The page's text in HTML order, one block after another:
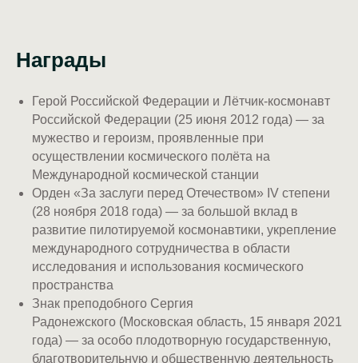
Награды
Герой Российской Федерации и Лётчик-космонавт
Российской Федерации (25 июня 2012 года) — за
мужество и героизм, проявленные при
осуществлении космического полёта на
Международной космической станции
Орден «За заслуги перед Отечеством» IV степени
(28 ноября 2018 года) — за большой вклад в
развитие пилотируемой космонавтики, укрепление
международного сотрудничества в области
исследования и использования космического
пространства
Знак преподобного Сергия
Радонежского (Московская область, 15 января 2021
года) — за особо плодотворную государственную,
благотворительную и общественную деятельность